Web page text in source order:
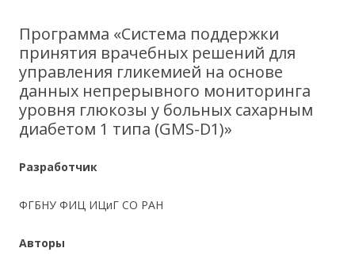
Программа «Cистема поддержки
принятия врачебных решений для
управления гликемией на основе
данных непрерывного мониторинга
уровня глюкозы у больных сахарным
диабетом 1 типа (GMS-D1)»
Разработчик
ФГБНУ ФИЦ ИЦиГ СО РАН
Авторы